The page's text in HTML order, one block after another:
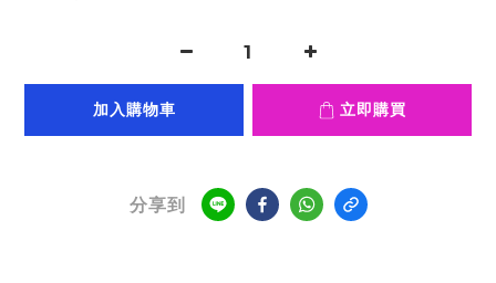
加入購物車 立即購買
分享到